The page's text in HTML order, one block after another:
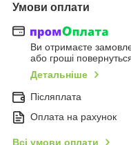
Умови оплати
Ви отримаєте
або гроші
Детальніше
Післяплата
Оплата на рахунок
Всі умови оплати